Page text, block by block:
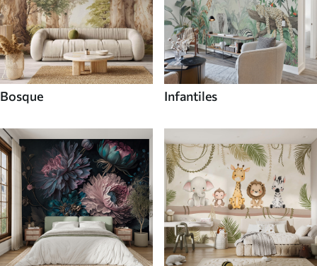
Bosque Infantiles